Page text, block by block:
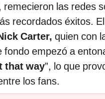
remecieron las redes
recordados éxitos.
Carter, quien con
fondo empezó a
that way”, lo que
los fans.